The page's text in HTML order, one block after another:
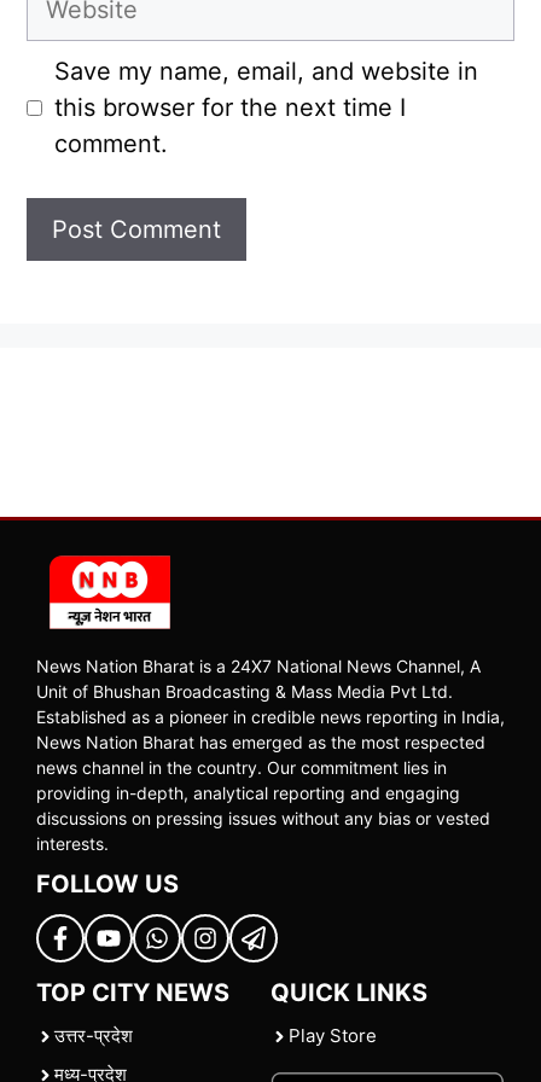
Save my name, email, and website in
this browser for the next time I
comment.
News Nation Bharat is a 24X7 National News Channel, A
Unit of Bhushan Broadcasting & Mass Media Pvt Ltd.
Established as a pioneer in credible news reporting in India,
News Nation Bharat has emerged as the most respected
news channel in the country. Our commitment lies in
providing in-depth, analytical reporting and engaging
discussions on pressing issues without any bias or vested
interests.
FOLLOW US
TOP CITY NEWS
उत्तर-प्रदेश
मध्य-प्रदेश
QUICK LINKS
Play Store